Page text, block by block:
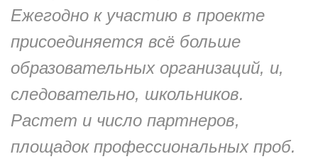
Ежегодно к участию в проекте
присоединяется всё больше
образовательных организаций, и,
следовательно, школьников.
Растет и число партнеров,
площадок профессиональных проб.